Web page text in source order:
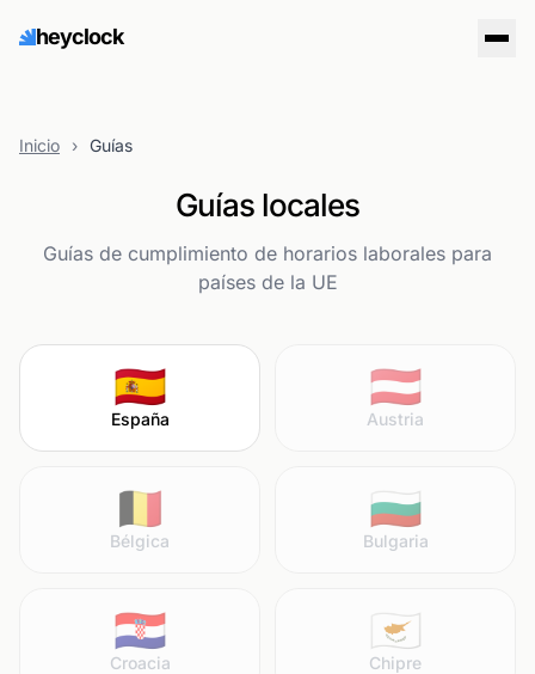
heyclock
Inicio › Guías
Guías locales
Guías de cumplimiento de horarios laborales para
países de la UE
🇪🇸
España
🇦🇹
Austria
🇧🇪
Bélgica
🇧🇬
Bulgaria
🇭🇷
Croacia
🇨🇾
Chipre